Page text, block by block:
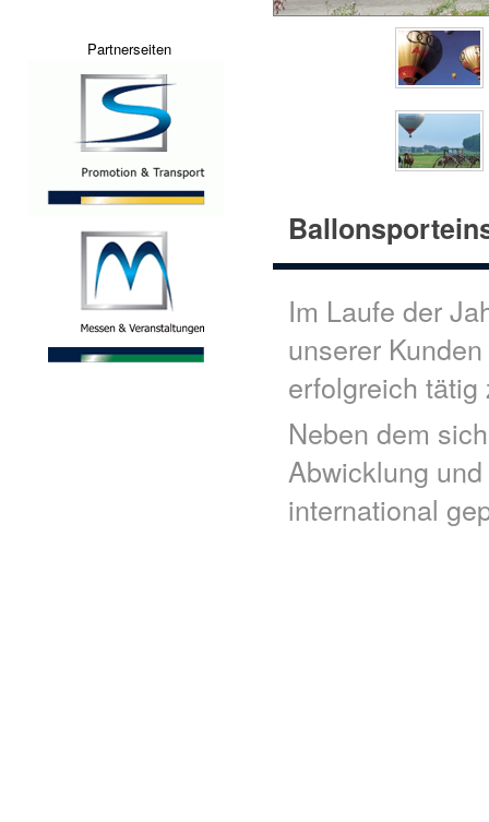
Im Laufe der
unserer
erfolgreich tätig
Neben dem
Abwicklung
international
Partnerseiten